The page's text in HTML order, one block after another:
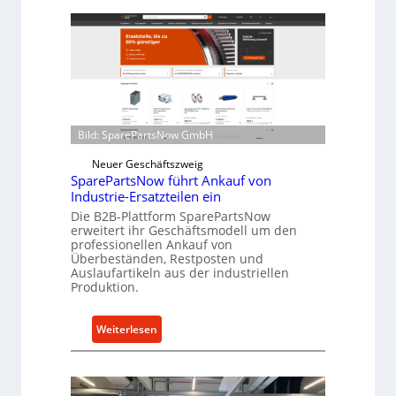
f
ü
i
n
d
i
e
k
e
A
n
t
i
e
b
e
l
l
o
e
n
t
i
c
k
e
l
t
X
0
P
l
a
Bild: SparePartsNow GmbH
Neuer Geschäftszweig
SparePartsNow führt Ankauf von
Industrie-Ersatzteilen ein
Die B2B-Plattform SparePartsNow
erweitert ihr Geschäftsmodell um den
professionellen Ankauf von
Überbeständen, Restposten und
Auslaufartikeln aus der industriellen
Produktion.
Weiterlesen
S
a